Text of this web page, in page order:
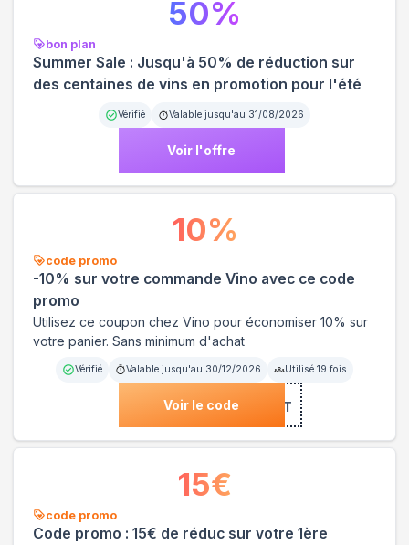
bon plan
Summer Sale : Jusqu'à 50% de réduction sur
des centaines de vins en promotion pour l'été
Vérifié Valable jusqu'au 31/08/2026
Voir l'offre
50%
code promo
-10% sur votre commande Vino avec ce code
promo
Utilisez ce coupon chez Vino pour économiser 10% sur
votre panier. Sans minimum d'achat
Vérifié Valable jusqu'au 30/12/2026 Utilisé 19 fois
Voir le code***ISEFRY7T
10%
code promo
Code promo : 15€ de réduc sur votre 1ère
15€